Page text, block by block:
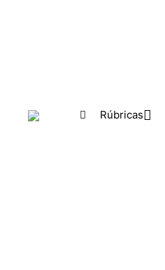
Rúbricas